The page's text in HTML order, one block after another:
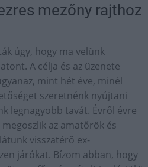
mezőny rajthoz
úgy, hogy ma velünk
A célja és az üzenete
mint hét éve, minél
szeretnénk nyújtani
legnagyobb tavát. Évről évre
az amatőrök és
visszatérő ex-
járókat. Bízom abban, hogy